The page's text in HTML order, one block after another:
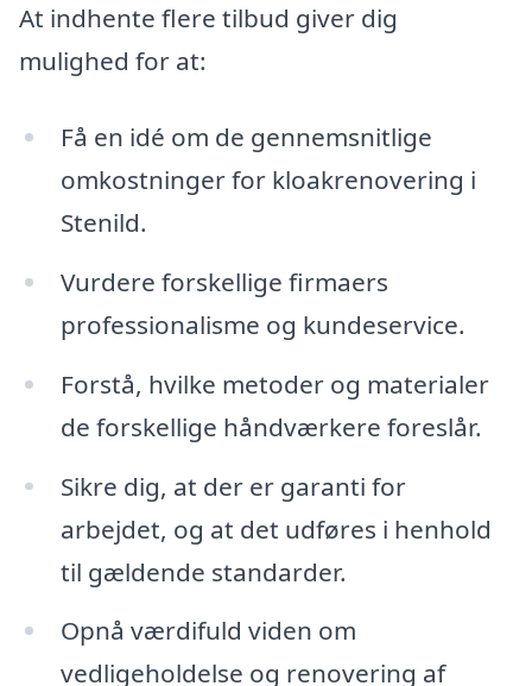
At indhente flere tilbud giver dig
mulighed for at:
Få en idé om de gennemsnitlige
omkostninger for kloakrenovering i
Stenild.
Vurdere forskellige firmaers
professionalisme og kundeservice.
Forstå, hvilke metoder og materialer
de forskellige håndværkere foreslår.
Sikre dig, at der er garanti for
arbejdet, og at det udføres i henhold
til gældende standarder.
Opnå værdifuld viden om
vedligeholdelse og renovering af